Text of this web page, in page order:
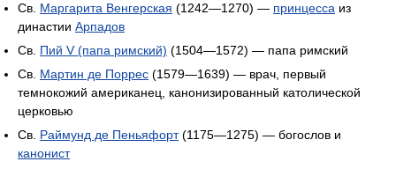
Св. Маргарита Венгерская (1242—1270) — принцесса из
династии Арпадов
Св. Пий V (папа римский) (1504—1572) — папа римский
Св. Мартин де Поррес (1579—1639) — врач, первый
темнокожий американец, канонизированный католической
церковью
Св. Раймунд де Пеньяфорт(1175—1275) — богослов и
канонист